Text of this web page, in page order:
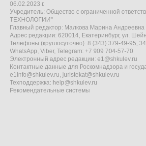
06.02.2023 г.
Учредитель: Общество с ограниченной
ТЕХНОЛОГИИ"
Главный редактор: Малкова Марина Андреевна
Адрес редакции: 620014, Екатеринбург, ул.
Телефоны (круглосуточно): 8 (343) 379-49-95,
WhatsApp, Viber, Telegram: +7 909 704-57-70
Электронный адрес редакции: e1@shkulev.ru
Контактные данные для Роскомнадзора и
e1info@shkulev.ru, juristekat@shkulev.ru
Техподдержка: help@shkulev.ru
Рекомендательные системы